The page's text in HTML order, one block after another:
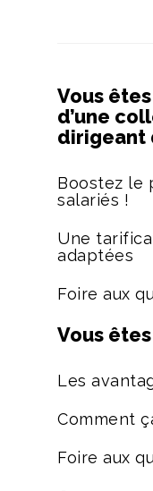
Vous êtes
d’une
dirigeant
Boostez le
salariés !
Une
adaptées
Foire aux
Vous
Les
Comment
Foire aux